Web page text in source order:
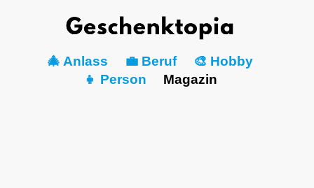
🎄 Anlass 💼 Beruf
🎨 Hobby
👧 Person
Magazin